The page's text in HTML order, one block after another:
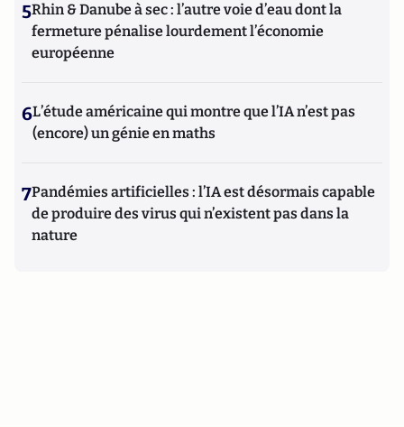
5Rhin & Danube à sec : l’autre voie d’eau dont la
fermeture pénalise lourdement l’économie
européenne
6L’étude américaine qui montre que l’IA n’est pas
(encore) un génie en maths
7Pandémies artificielles : l’IA est désormais capable
de produire des virus qui n’existent pas dans la
nature